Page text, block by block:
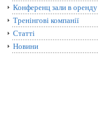
Конференц зали в оренду
Тренінгові компанії
Статті
Новини